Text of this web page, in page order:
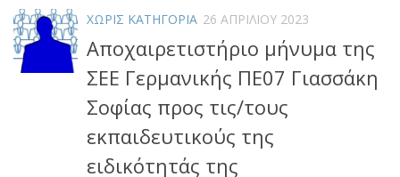
ΧΩΡΊΣ ΚΑΤΗΓΟΡΊΑ 26 ΑΠΡΙΛΊΟΥ 2023
Αποχαιρετιστήριο μήνυμα της
ΣΕΕ Γερμανικής ΠΕ07 Γιασσάκη
Σοφίας προς τις/τους
εκπαιδευτικούς της
ειδικότητάς της